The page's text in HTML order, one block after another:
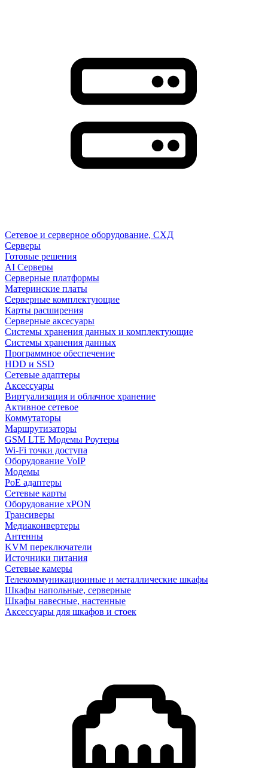
Сетевое и серверное оборудование, СХД
Cерверы
Готовые решения
AI Серверы
Серверные платформы
Материнские платы
Серверные комплектующие
Карты расширения
Серверные аксесуары
Системы хранения данных и комплектующие
Системы хранения данных
Программное обеспечение
HDD и SSD
Сетевые адаптеры
Аксессуары
Виртуализация и облачное хранение
Активное сетевое
Коммутаторы
Маршрутизаторы
GSM LTE Модемы Роутеры
Wi-Fi точки доступа
Оборудование VoIP
Модемы
PoE адаптеры
Сетевые карты
Оборудование xPON
Трансиверы
Медиаконвертеры
Антенны
KVM переключатели
Источники питания
Сетевые камеры
Телекоммуникационные и металлические шкафы
Шкафы напольные, серверные
Шкафы навесные, настенные
Аксессуары для шкафов и стоек